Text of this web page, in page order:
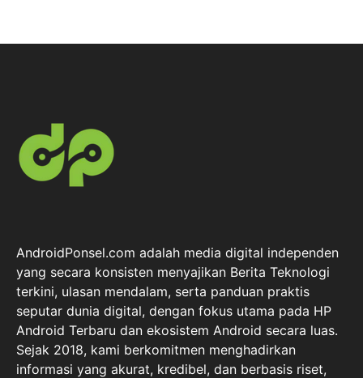
AndroidPonsel.com adalah media digital independen
yang secara konsisten menyajikan Berita Teknologi
terkini, ulasan mendalam, serta panduan praktis
seputar dunia digital, dengan fokus utama pada HP
Android Terbaru dan ekosistem Android secara luas.
Sejak 2018, kami berkomitmen menghadirkan
informasi yang akurat, kredibel, dan berbasis riset,